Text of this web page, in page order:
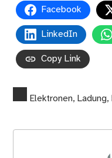
Facebook
LinkedIn
Copy Link
Elektronen, Ladung,